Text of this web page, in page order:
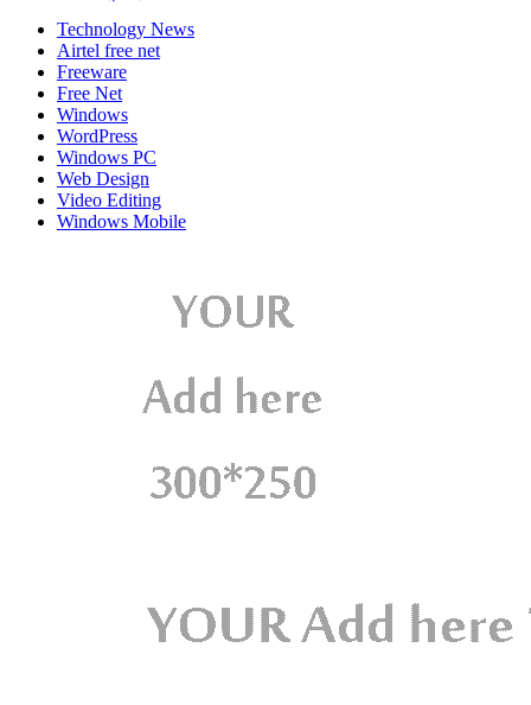
Technology News
Airtel free net
Freeware
Free Net
Windows
WordPress
Windows PC
Web Design
Video Editing
Windows Mobile